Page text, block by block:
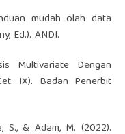
mudah olah data
Ed.). ANDI.
Multivariate Dengan
IX). Badan Penerbit
S., & Adam, M. (2022).